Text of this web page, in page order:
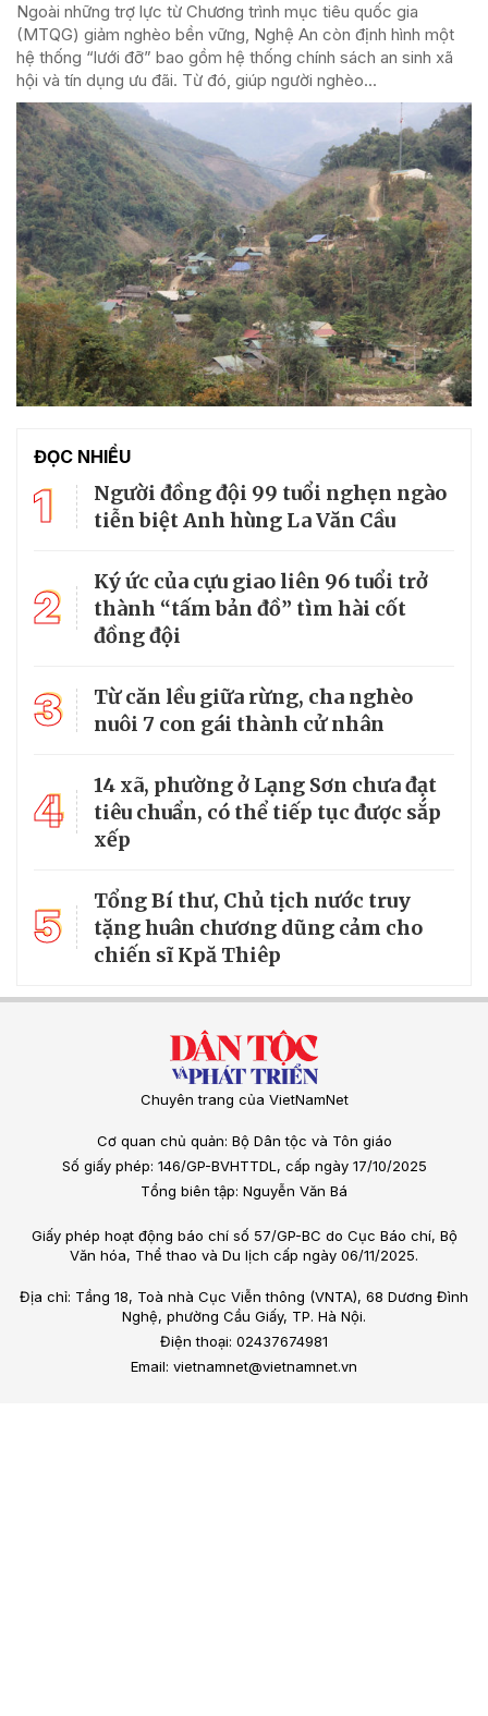
Ngoài những trợ lực từ Chương trình mục tiêu quốc gia
(MTQG) giảm nghèo bền vững, Nghệ An còn định hình một
hệ thống “lưới đỡ” bao gồm hệ thống chính sách an sinh xã
hội và tín dụng ưu đãi. Từ đó, giúp người nghèo...
ĐỌC NHIỀU
1
Người đồng đội 99 tuổi nghẹn ngào
tiễn biệt Anh hùng La Văn Cầu
2
Ký ức của cựu giao liên 96 tuổi trở
thành “tấm bản đồ” tìm hài cốt
đồng đội
3
Từ căn lều giữa rừng, cha nghèo
nuôi 7 con gái thành cử nhân
4
14 xã, phường ở Lạng Sơn chưa đạt
tiêu chuẩn, có thể tiếp tục được sắp
xếp
5
Tổng Bí thư, Chủ tịch nước truy
tặng huân chương dũng cảm cho
chiến sĩ Kpă Thiêp
Chuyên trang của VietNamNet
Cơ quan chủ quản: Bộ Dân tộc và Tôn giáo
Số giấy phép: 146/GP-BVHTTDL, cấp ngày 17/10/2025
Tổng biên tập: Nguyễn Văn Bá
Giấy phép hoạt động báo chí số 57/GP-BC do Cục Báo chí, Bộ
Văn hóa, Thể thao và Du lịch cấp ngày 06/11/2025.
Địa chỉ: Tầng 18, Toà nhà Cục Viễn thông (VNTA), 68 Dương Đình
Nghệ, phường Cầu Giấy, TP. Hà Nội.
Điện thoại: 02437674981
Email: vietnamnet@vietnamnet.vn